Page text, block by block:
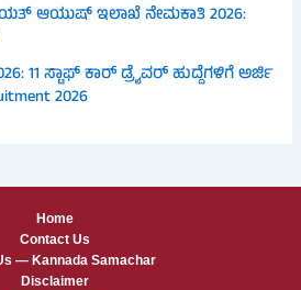
ಆಯುಷ್ ಇಲಾಖೆ ನೇಮಕಾತಿ 2026:
11 ಸ್ಟಾಫ್ ಕಾರ್ ಡ್ರೈವರ್ ಹುದ್ದೆಗಳಿಗೆ ಅರ್ಜಿ
2026
Home
Contact Us
— Kannada Samachar
Disclaimer